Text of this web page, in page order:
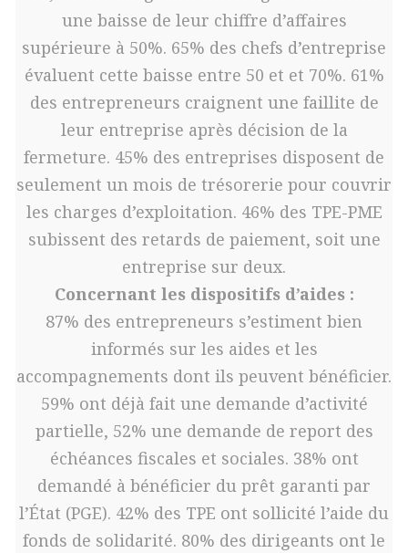
une baisse de leur chiffre d’affaires
supérieure à 50%. 65% des chefs d’entreprise
évaluent cette baisse entre 50 et et 70%. 61%
des entrepreneurs craignent une faillite de
leur entreprise après décision de la
fermeture. 45% des entreprises disposent de
seulement un mois de trésorerie pour couvrir
les charges d’exploitation. 46% des TPE-PME
subissent des retards de paiement, soit une
entreprise sur deux.
Concernant les dispositifs d’aides :
87% des entrepreneurs s’estiment bien
informés sur les aides et les
accompagnements dont ils peuvent bénéficier.
59% ont déjà fait une demande d’activité
partielle, 52% une demande de report des
échéances fiscales et sociales. 38% ont
demandé à bénéficier du prêt garanti par
l’État (PGE). 42% des TPE ont sollicité l’aide du
fonds de solidarité. 80% des dirigeants ont le